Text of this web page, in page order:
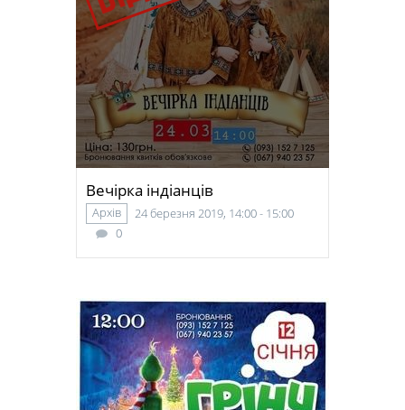
Вечірка індіанців
Архів
24 березня 2019, 14:00 - 15:00
0